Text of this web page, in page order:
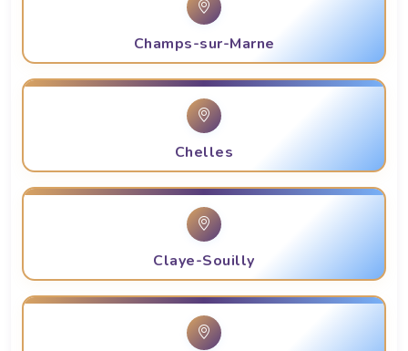
Champs-sur-Marne
Chelles
Claye-Souilly